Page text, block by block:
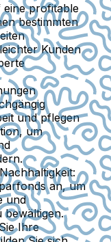
eine profitable
bestimmten
Kunden
und pflegen
um
an, um
und
bewältigen.
Ihre